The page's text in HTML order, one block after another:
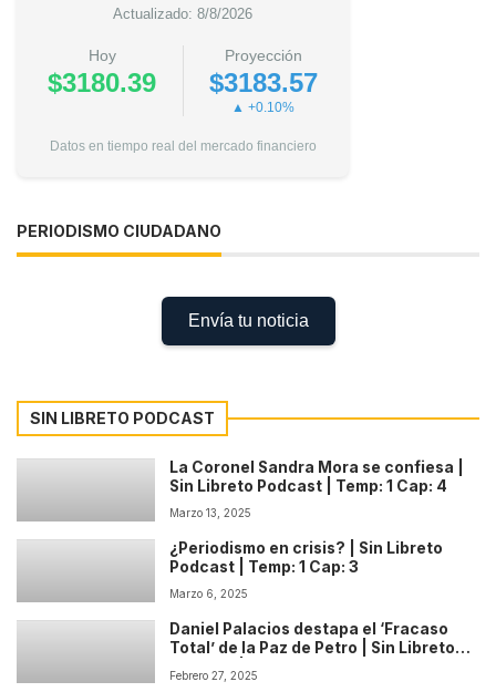
Actualizado: 8/8/2026
Hoy
$3180.39
Proyección
$3183.57
▲ +0.10%
Datos en tiempo real del mercado financiero
PERIODISMO CIUDADANO
Envía tu noticia
SIN LIBRETO PODCAST
La Coronel Sandra Mora se confiesa |
Sin Libreto Podcast | Temp: 1 Cap: 4
Marzo 13, 2025
¿Periodismo en crisis? | Sin Libreto
Podcast | Temp: 1 Cap: 3
Marzo 6, 2025
Daniel Palacios destapa el ‘Fracaso
Total’ de la Paz de Petro | Sin Libreto
Febrero 27, 2025